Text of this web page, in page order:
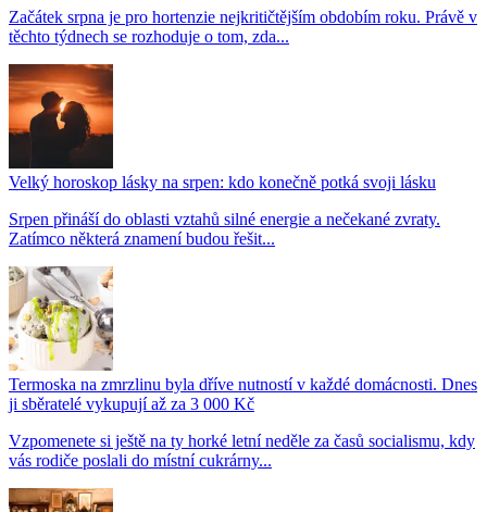
Začátek srpna je pro hortenzie nejkritičtějším obdobím roku. Právě v
těchto týdnech se rozhoduje o tom, zda...
Velký horoskop lásky na srpen: kdo konečně potká svoji lásku
Srpen přináší do oblasti vztahů silné energie a nečekané zvraty.
Zatímco některá znamení budou řešit...
Termoska na zmrzlinu byla dříve nutností v každé domácnosti. Dnes
ji sběratelé vykupují až za 3 000 Kč
Vzpomenete si ještě na ty horké letní neděle za časů socialismu, kdy
vás rodiče poslali do místní cukrárny...